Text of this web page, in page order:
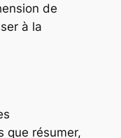
de
à la
que résumer,